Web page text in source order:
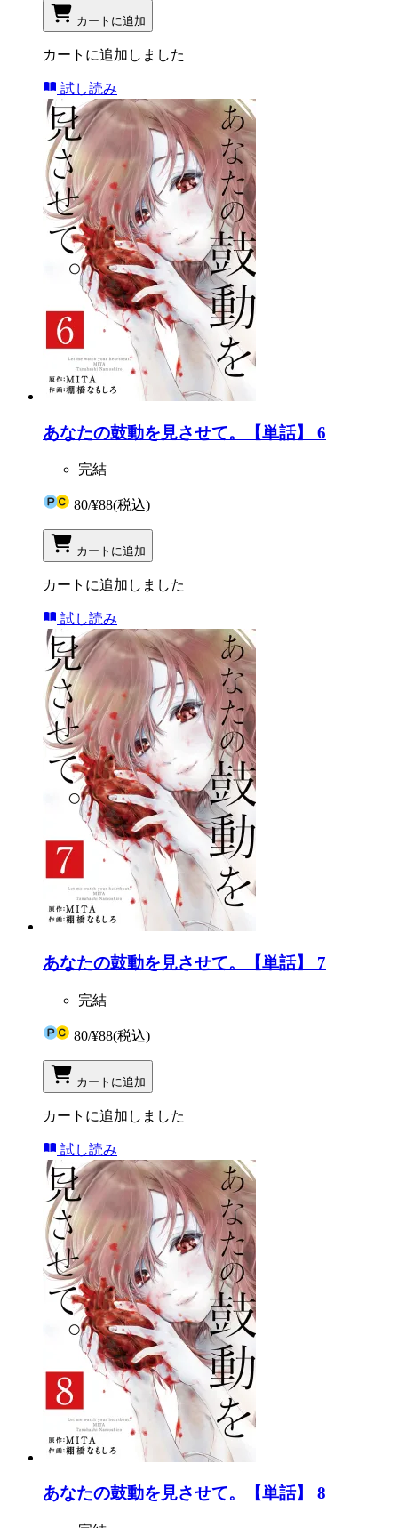
カートに追加
カートに追加しました
試し読み
あなたの鼓動を見させて。【単話】 6
完結
80/¥88(税込)
カートに追加
カートに追加しました
試し読み
あなたの鼓動を見させて。【単話】 7
完結
80/¥88(税込)
カートに追加
カートに追加しました
試し読み
あなたの鼓動を見させて。【単話】 8